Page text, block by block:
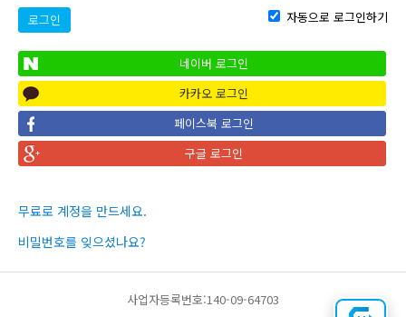
로그인 자동으로 로그인하기
네이버 로그인
카카오 로그인
페이스북 로그인
구글 로그인
무료로 계정을 만드세요.
비밀번호를 잊으셨나요?
사업자등록번호:140-09-64703